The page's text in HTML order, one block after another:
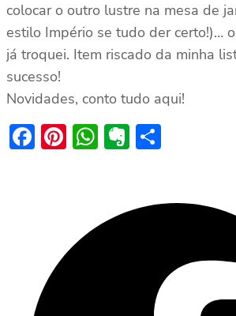
colocar o outro lustre na mesa de
estilo Império se tudo der certo!)…
já troquei. Item riscado da minha
sucesso!
Novidades, conto tudo aqui!
Facebook
Pinterest
WhatsApp
Evernote